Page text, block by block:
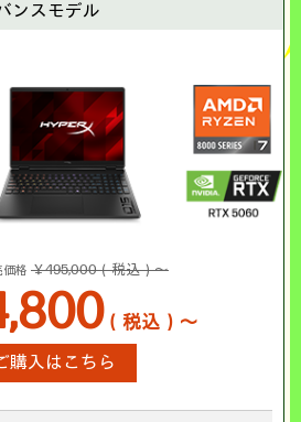
ンスモデル
価格 ￥495,000（税込）～
（税込）～
購入はこちら